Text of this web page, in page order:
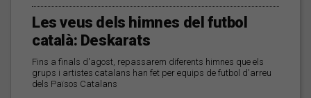
Les veus dels himnes del futbol
català: Deskarats
Fins a finals d'agost, repassarem diferents himnes que els
grups i artistes catalans han fet per equips de futbol d'arreu
dels Països Catalans